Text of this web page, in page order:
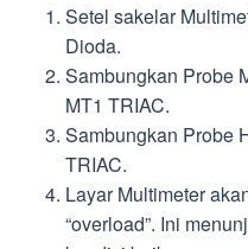
Setel sakelar
Dioda.
Sambungkan Probe
MT1 TRIAC.
Sambungkan Probe
TRIAC.
Layar Multimeter
“overload”. Ini